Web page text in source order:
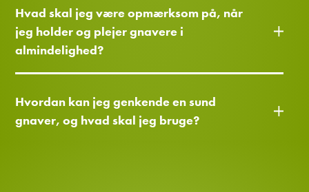
Hvad skal jeg være opmærksom på, når
jeg holder og plejer gnavere i
almindelighed?
Hvordan kan jeg genkende en sund
gnaver, og hvad skal jeg bruge?